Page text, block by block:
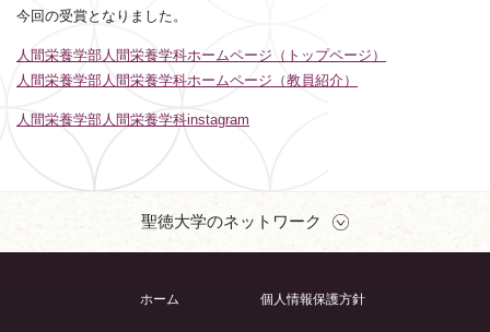
今回の受賞となりました。
人間栄養学部人間栄養学科ホームページ（トップページ）
人間栄養学部人間栄養学科ホームページ（教員紹介）
人間栄養学部人間栄養学科instagram
聖徳大学のネットワーク
ホーム 個人情報保護方針